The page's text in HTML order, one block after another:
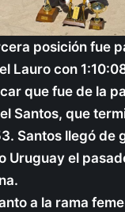
posición fue
Lauro con
que fue de la
Santos, que
Santos llegó de
Uruguay el
a la rama